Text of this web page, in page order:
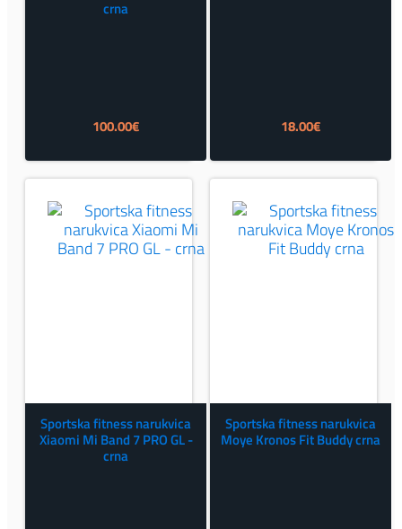
crna
100.00€ 18.00€
Sportska fitness narukvica
Xiaomi Mi Band 7 PRO GL -
crna
Sportska fitness narukvica
Moye Kronos Fit Buddy crna